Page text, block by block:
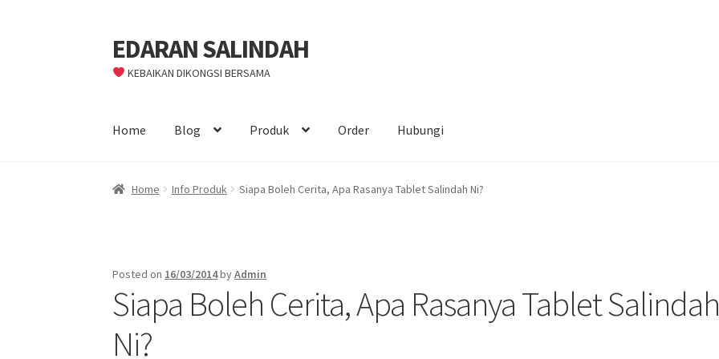
Skip
to
navigation
Skip
to
content
EDARAN SALINDAH
KEBAIKAN DIKONGSI BERSAMA
Home Blog Produk Order Hubungi
Home Info Produk Siapa Boleh Cerita, Apa Rasanya Tablet Salindah Ni?
Posted on 16/03/2014byAdmin
Siapa Boleh Cerita, Apa Rasanya Tablet Salindah
Ni?